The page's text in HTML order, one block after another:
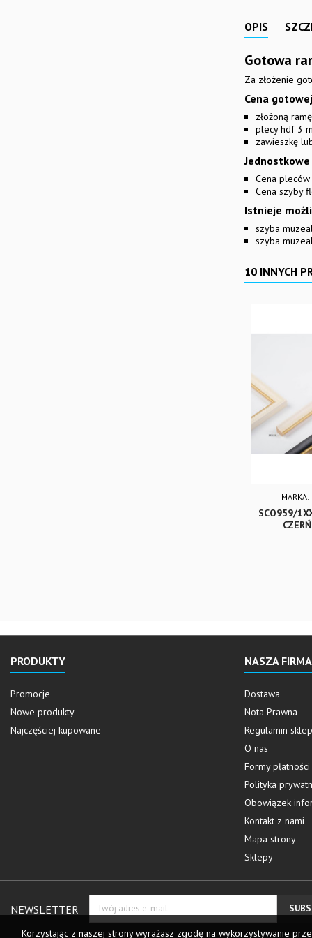
OPIS
Gotowa
Za złożenie
Cena
złożoną ramę
plecy hdf 3
zawieszkę
Cena
Cena szyby
Istnieje
szyba
szyba
10 INNYCH
MARKA:
SCO959/
PRODUKTY
Promocje
Nowe produkty
Najczęściej kupowane
NASZA FIRMA
Dostawa
Nota Prawna
Regulamin
O nas
Formy płatności
Polityka
Obowiązek
Kontakt z nami
Mapa strony
Sklepy
NEWSLETTER
Korzystając z naszej strony wyrażasz zgodę na wykorzystywanie